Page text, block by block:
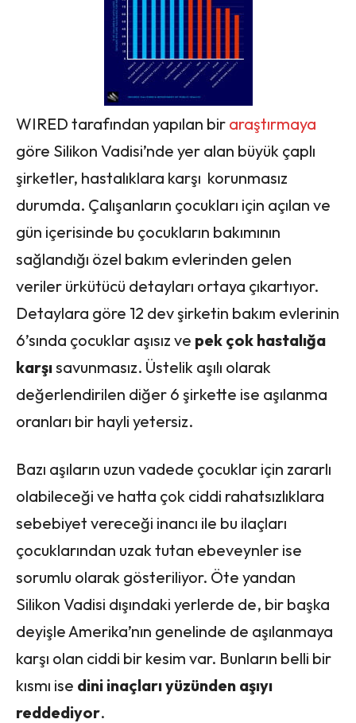
WIRED tarafından yapılan bir araştırmaya
göre Silikon Vadisi’nde yer alan büyük çaplı
şirketler, hastalıklara karşı korunmasız
durumda. Çalışanların çocukları için açılan ve
gün içerisinde bu çocukların bakımının
sağlandığı özel bakım evlerinden gelen
veriler ürkütücü detayları ortaya çıkartıyor.
Detaylara göre 12 dev şirketin bakım evlerinin
6’sında çocuklar aşısız ve pek çok hastalığa
karşısavunmasız. Üstelik aşılı olarak
değerlendirilen diğer 6 şirkette ise aşılanma
oranları bir hayli yetersiz.
Bazı aşıların uzun vadede çocuklar için zararlı
olabileceği ve hatta çok ciddi rahatsızlıklara
sebebiyet vereceği inancı ile bu ilaçları
çocuklarından uzak tutan ebeveynler ise
sorumlu olarak gösteriliyor. Öte yandan
Silikon Vadisi dışındaki yerlerde de, bir başka
deyişle Amerika’nın genelinde de aşılanmaya
karşı olan ciddi bir kesim var. Bunların belli bir
kısmı ise dini inaçları yüzünden aşıyı
reddediyor.